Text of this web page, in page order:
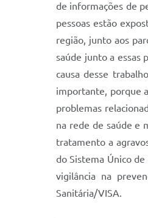
de informações de
pessoas estão
região, junto aos
saúde junto a essas
causa desse
importante, porque
problemas
na rede de saúde e
tratamento a
do Sistema Único
vigilância na
Sanitária/VISA.